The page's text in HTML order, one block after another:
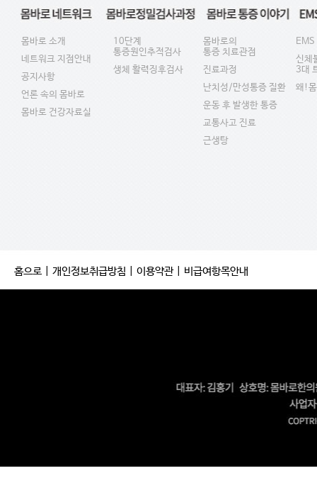
몸바로 소개
네트워크 지점안내
공지사항
언론 속의 몸바로
몸바로 건강자료실
10단계
통증원인추적검사
생체 활력징후검사
몸바로의
통증 치료관점
진료과정
난치성/만성통증 질환
운동 후 발생한 통증
교통사고 진료
근생탕
EMS
신체
3대
왜!
홈으로 개인정보취급방침 이용약관| 비급여항목안내